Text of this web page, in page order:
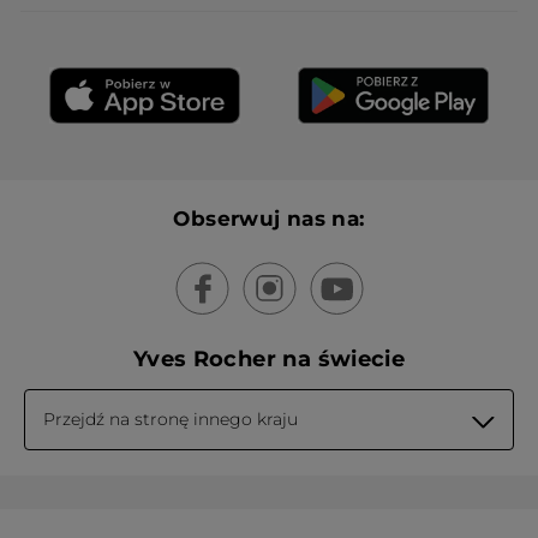
Obserwuj nas na:
Yves Rocher na świecie
Przejdź na stronę innego kraju